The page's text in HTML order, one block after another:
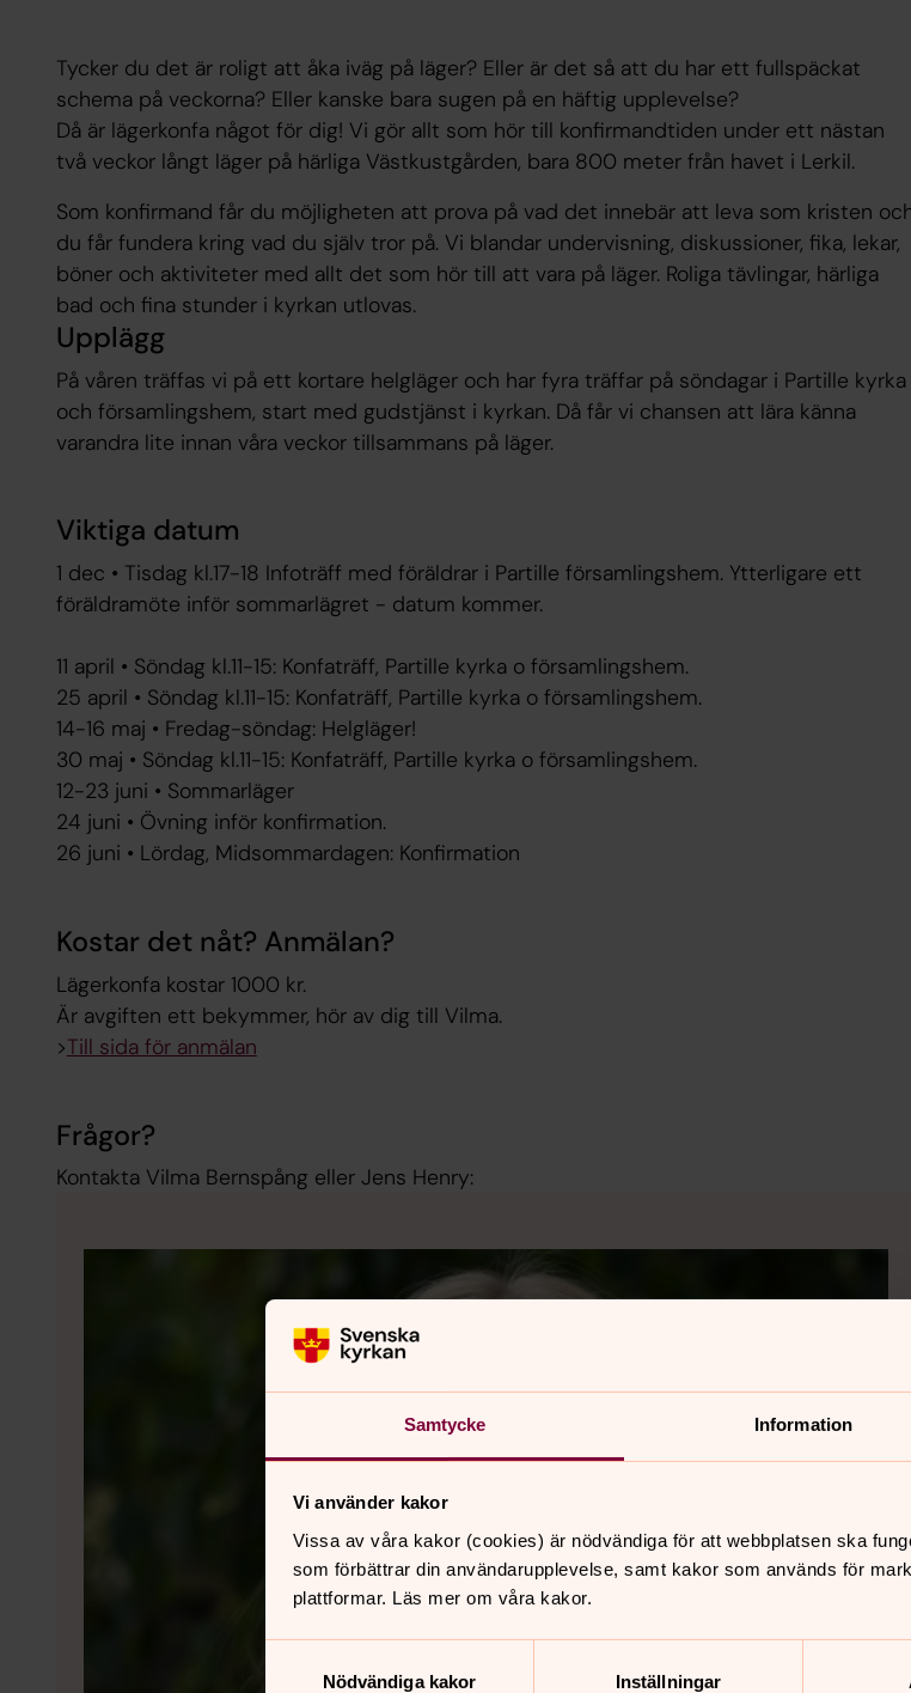
Samtycke Information
Vi använder kakor
Vissa av våra kakor (cookies) är nödvändiga för att webbplatsen ska
som förbättrar din användarupplevelse, samt kakor som används för
plattformar. Läs mer om våra kakor.
Nödvändiga kakor
Inställningar
Tycker du det är roligt att åka iväg på läger? Eller är det så att du har ett fullspäckat
schema på veckorna? Eller kanske bara sugen på en häftig upplevelse?
Då är lägerkonfa något för dig! Vi gör allt som hör till konfirmandtiden under ett nästan
två veckor långt läger på härliga Västkustgården, bara 800 meter från havet i Lerkil.
Som konfirmand får du möjligheten att prova på vad det innebär att leva som kristen
du får fundera kring vad du själv tror på. Vi blandar undervisning, diskussioner, fika, lekar,
böner och aktiviteter med allt det som hör till att vara på läger. Roliga tävlingar, härliga
bad och fina stunder i kyrkan utlovas.
Upplägg
På våren träffas vi på ett kortare helgläger och har fyra träffar på söndagar i Partille kyrka
och församlingshem, start med gudstjänst i kyrkan. Då får vi chansen att lära känna
varandra lite innan våra veckor tillsammans på läger.
Viktiga datum
1 dec • Tisdag kl.17-18 Infoträff med föräldrar i Partille församlingshem. Ytterligare ett
föräldramöte inför sommarlägret - datum kommer.
11 april • Söndag kl.11-15: Konfaträff, Partille kyrka o församlingshem.
25 april • Söndag kl.11-15: Konfaträff, Partille kyrka o församlingshem.
14-16 maj • Fredag-söndag: Helgläger!
30 maj • Söndag kl.11-15: Konfaträff, Partille kyrka o församlingshem.
12-23 juni • Sommarläger
24 juni • Övning inför konfirmation.
26 juni • Lördag, Midsommardagen: Konfirmation
Kostar det nåt? Anmälan?
Lägerkonfa kostar 1000 kr.
Är avgiften ett bekymmer, hör av dig till Vilma.
>Till sida för anmälan
Frågor?
Kontakta Vilma Bernspång eller Jens Henry: